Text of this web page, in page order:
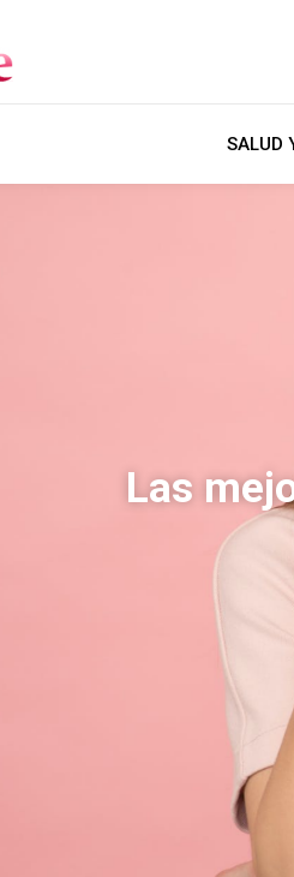
SALUD
Las